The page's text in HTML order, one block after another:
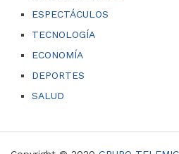
ESPECTÁCULOS
TECNOLOGÍA
ECONOMÍA
DEPORTES
SALUD